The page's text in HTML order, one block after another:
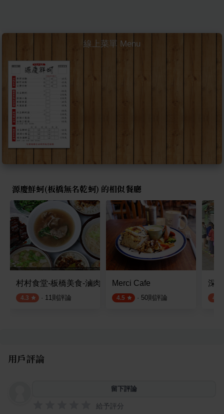
線上菜單 Menu
源慶鮮蚵(板橋無名乾蚵) 的相似餐廳
村村食堂-板橋美食-滷肉飯-牛肉湯-餐廳
4.3 · 11則評論
Merci Cafe
4.5 · 50則評論
深
4.1
用戶評論
留下評論
給予評分